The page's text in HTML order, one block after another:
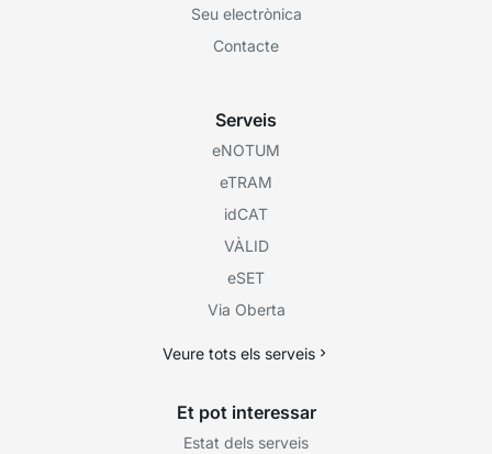
Seu electrònica
Contacte
Serveis
eNOTUM
eTRAM
idCAT
VÀLID
eSET
Via Oberta
Veure tots els serveis
Et pot interessar
Estat dels serveis